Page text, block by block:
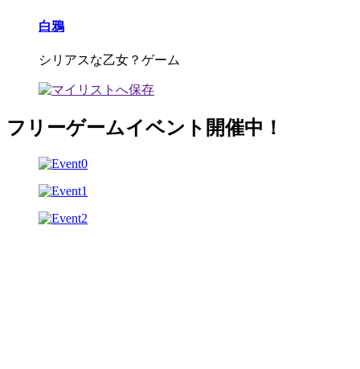
白鴉
シリアスな乙女？ゲーム
フリーゲームイベント開催中！